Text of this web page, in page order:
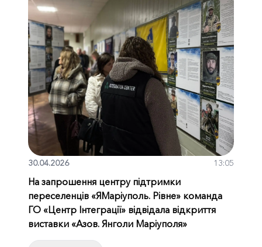
30.04.2026 13:05
На запрошення центру підтримки
переселенців «ЯМаріуполь. Рівне» команда
ГО «Центр Інтеграції» відвідала відкриття
виставки «Азов. Янголи Маріуполя»